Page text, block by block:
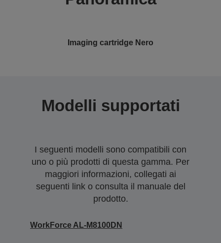
Imaging cartridge Nero
Modelli supportati
I seguenti modelli sono compatibili con
uno o più prodotti di questa gamma. Per
maggiori informazioni, collegati ai
seguenti link o consulta il manuale del
prodotto.
WorkForce AL-M8100DN